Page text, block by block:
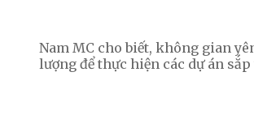
Nam MC cho biết, không gian
lượng để thực hiện các dự án sắp